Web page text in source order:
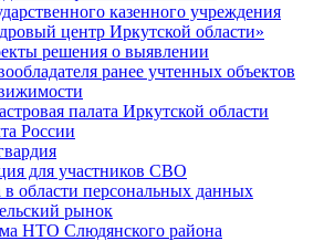
казенного учреждения
центр Иркутской области»
решения о выявлении
ранее учтенных объектов
палата Иркутской области
России
для участников СВО
области персональных данных
рынок
НТО Слюдянского района